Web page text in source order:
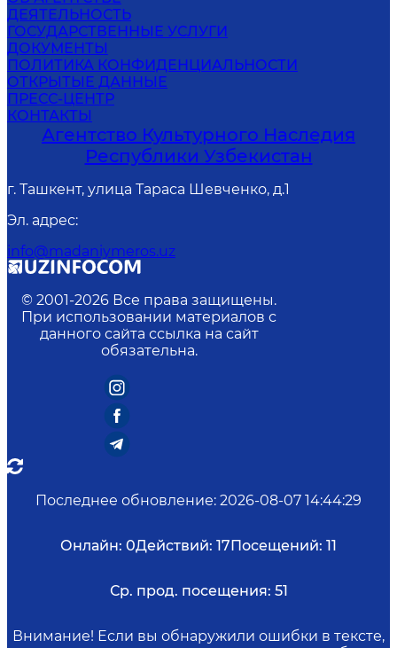
ДЕЯТЕЛЬНОСТЬ
ГОСУДАРСТВЕННЫЕ УСЛУГИ
ДОКУМЕНТЫ
ПОЛИТИКА КОНФИДЕНЦИАЛЬНОСТИ
ОТКРЫТЫЕ ДАННЫЕ
ПРЕСС-ЦЕНТР
КОНТАКТЫ
Агентство Культурного Наследия
Республики Узбекистан
г. Ташкент, улица Тараса Шевченко, д.1
Эл. адрес:
info@madaniymeros.uz
© 2001-2026 Все права защищены.
При использовании материалов с
данного сайта ссылка на сайт
обязательна.
Последнее обновление: 2026-08-07 14:44:29
Онлайн: 0Действий: 17Посещений: 11
Ср. прод. посещения: 51
Внимание! Если вы обнаружили ошибки в тексте,